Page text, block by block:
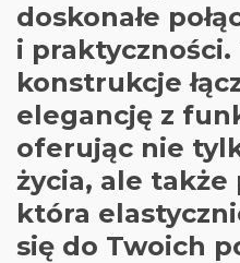
doskonałe
i
konstrukcje
elegancję z
oferując nie
życia, ale także
która
się do Twoich